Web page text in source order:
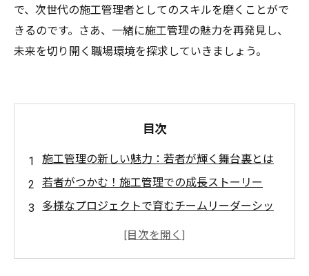
で、次世代の施工管理者としてのスキルを磨くことがで
きるのです。さあ、一緒に施工管理の魅力を再発見し、
未来を切り開く職場環境を探求していきましょう。
目次
施工管理の新しい魅力：若者が輝く舞台裏とは
若者がつかむ！施工管理での成長ストーリー
多様なプロジェクトで育むチームリーダーシッ